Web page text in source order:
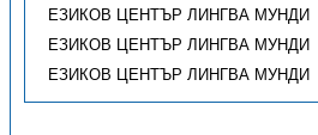
ЕЗИКОВ ЦЕНТЪР ЛИНГВА МУНДИ
ЕЗИКОВ ЦЕНТЪР ЛИНГВА МУНДИ
ЕЗИКОВ ЦЕНТЪР ЛИНГВА МУНДИ